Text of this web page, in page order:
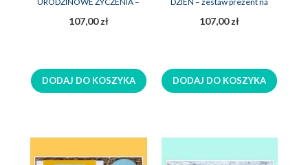
107,00 zł
DODAJ DO KOSZYKA
107,00 zł
DODAJ DO KOSZYKA